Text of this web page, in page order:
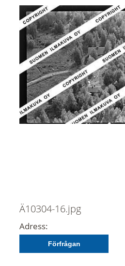
Ä10304-16.jpg
Adress:
Förfrågan